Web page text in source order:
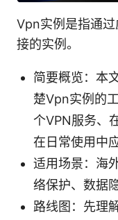
Vpn实例是指通
接的实例。
简要概览：本
楚Vpn实例的
个VPN服务、
在日常使用中
适用场景：海
络保护、数据
路线图：先理